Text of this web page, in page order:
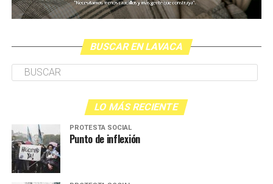
BUSCAR EN LAVACA
LO MÁS RECIENTE
PROTESTA SOCIAL
Punto de inflexión